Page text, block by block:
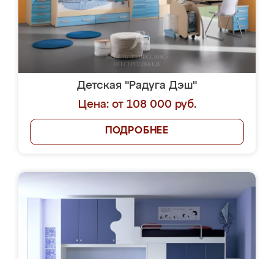
Детская "Радуга Дэш"
Цена: от 108 000 руб.
ПОДРОБНЕЕ